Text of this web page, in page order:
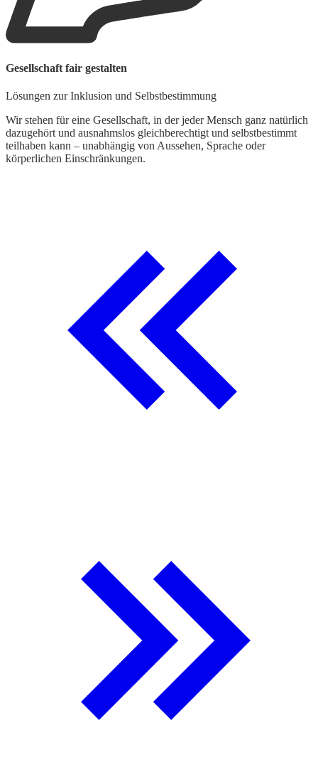
Gesellschaft fair gestalten
Lösungen zur Inklusion und Selbstbestimmung
Wir stehen für eine Gesellschaft, in der jeder Mensch ganz natürlich
dazugehört und ausnahmslos gleichberechtigt und selbstbestimmt
teilhaben kann – unabhängig von Aussehen, Sprache oder
körperlichen Einschränkungen.